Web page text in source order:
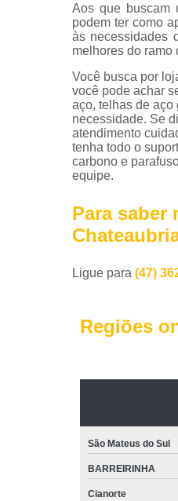
Aos que buscam
podem ter como
às necessidades
melhores do ramo
Você busca por
você pode achar
aço, telhas de aço
necessidade. Se
atendimento
tenha todo o
carbono e
equipe.
Para saber
Ligue para (47)
Regiões
São Mateus do Sul
BARREIRINHA
Cianorte